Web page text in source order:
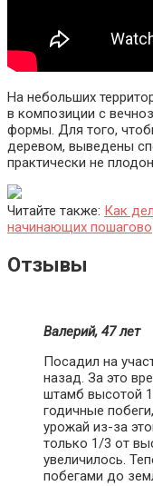
На небольших
в композиции с
формы. Для того,
деревом, выведены
практически не
Читайте также: Как
начинающих пошагово
Отзывы
Валерий, 47 лет
Посадил на
назад. За это
штамб высотой
годичные
урожай из-за
только 1/3 от
увеличилось.
побегами до